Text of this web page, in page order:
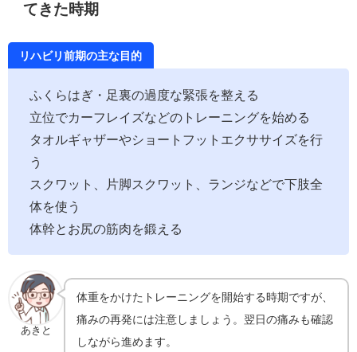
てきた時期
リハビリ前期の主な目的
ふくらはぎ・足裏の過度な緊張を整える
立位でカーフレイズなどのトレーニングを始める
タオルギャザーやショートフットエクササイズを行
う
スクワット、片脚スクワット、ランジなどで下肢全
体を使う
体幹とお尻の筋肉を鍛える
あきと
体重をかけたトレーニングを開始する時期ですが、
痛みの再発には注意しましょう。翌日の痛みも確認
しながら進めます。